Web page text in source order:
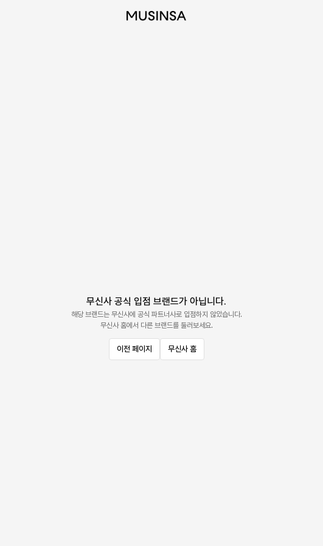
무신사 공식 입점 브랜드가 아닙니다.
해당 브랜드는 무신사에 공식 파트너사로 입점하지 않았습니다.
무신사 홈에서 다른 브랜드를 둘러보세요.
이전 페이지 무신사 홈